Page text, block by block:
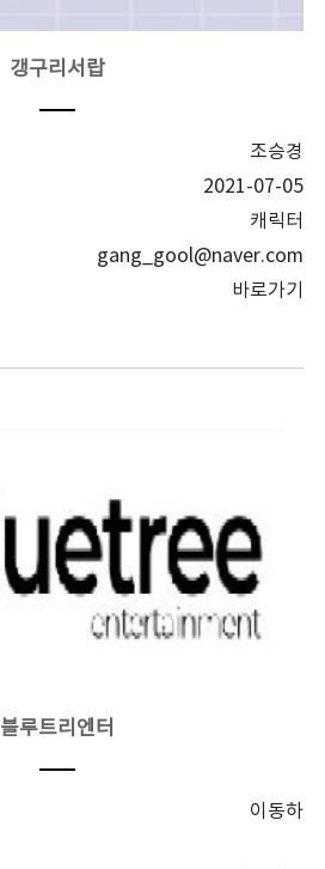
갱구리서랍
조승경
2021-07-05
캐릭터
gang_gool@naver.com
바로가기
블루트리엔터
이동하